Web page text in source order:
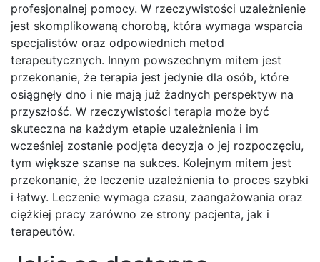
profesjonalnej pomocy. W rzeczywistości uzależnienie
jest skomplikowaną chorobą, która wymaga wsparcia
specjalistów oraz odpowiednich metod
terapeutycznych. Innym powszechnym mitem jest
przekonanie, że terapia jest jedynie dla osób, które
osiągnęły dno i nie mają już żadnych perspektyw na
przyszłość. W rzeczywistości terapia może być
skuteczna na każdym etapie uzależnienia i im
wcześniej zostanie podjęta decyzja o jej rozpoczęciu,
tym większe szanse na sukces. Kolejnym mitem jest
przekonanie, że leczenie uzależnienia to proces szybki
i łatwy. Leczenie wymaga czasu, zaangażowania oraz
ciężkiej pracy zarówno ze strony pacjenta, jak i
terapeutów.